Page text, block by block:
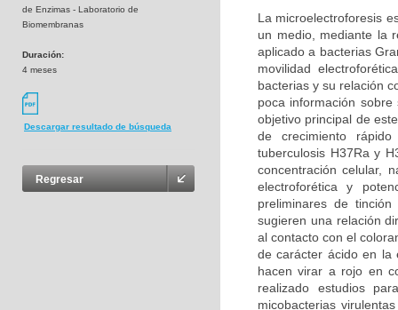
de Enzimas - Laboratorio de
Biomembranas
Duración:
4 meses
Descargar resultado de búsqueda
Regresar
La microelectroforesis
un medio, mediante la
aplicado a bacterias
movilidad
bacterias y su relación
poca información
objetivo principal de
de crecimiento
tuberculosis H37Ra y
concentración celular,
electroforética y
preliminares de
sugieren una relación
al contacto con el
de carácter ácido en la
hacen virar a rojo en
realizado estudios
micobacterias